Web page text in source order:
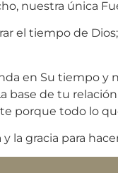
nuestra única
el tiempo de
en Su tiempo
base de tu
porque todo lo
la gracia para